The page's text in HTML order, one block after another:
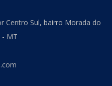
Centro Sul, bairro Morada do
- MT